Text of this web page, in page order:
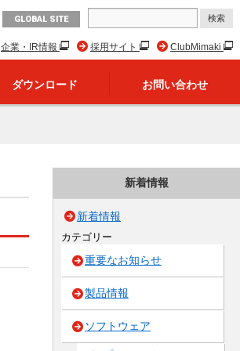
GLOBAL SITE
ClubMimaki
採用サイト
企業・IR情報
ダウンロード お問い合わせ
新着情報
新着情報
カテゴリー
重要なお知らせ
製品情報
ソフトウェア